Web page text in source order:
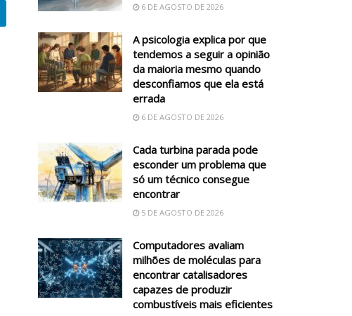
6 DE AGOSTO DE 2026
A psicologia explica por que
tendemos a seguir a opinião
da maioria mesmo quando
desconfiamos que ela está
errada
6 DE AGOSTO DE 2026
Cada turbina parada pode
esconder um problema que
só um técnico consegue
encontrar
5 DE AGOSTO DE 2026
Computadores avaliam
milhões de moléculas para
encontrar catalisadores
capazes de produzir
combustíveis mais eficientes